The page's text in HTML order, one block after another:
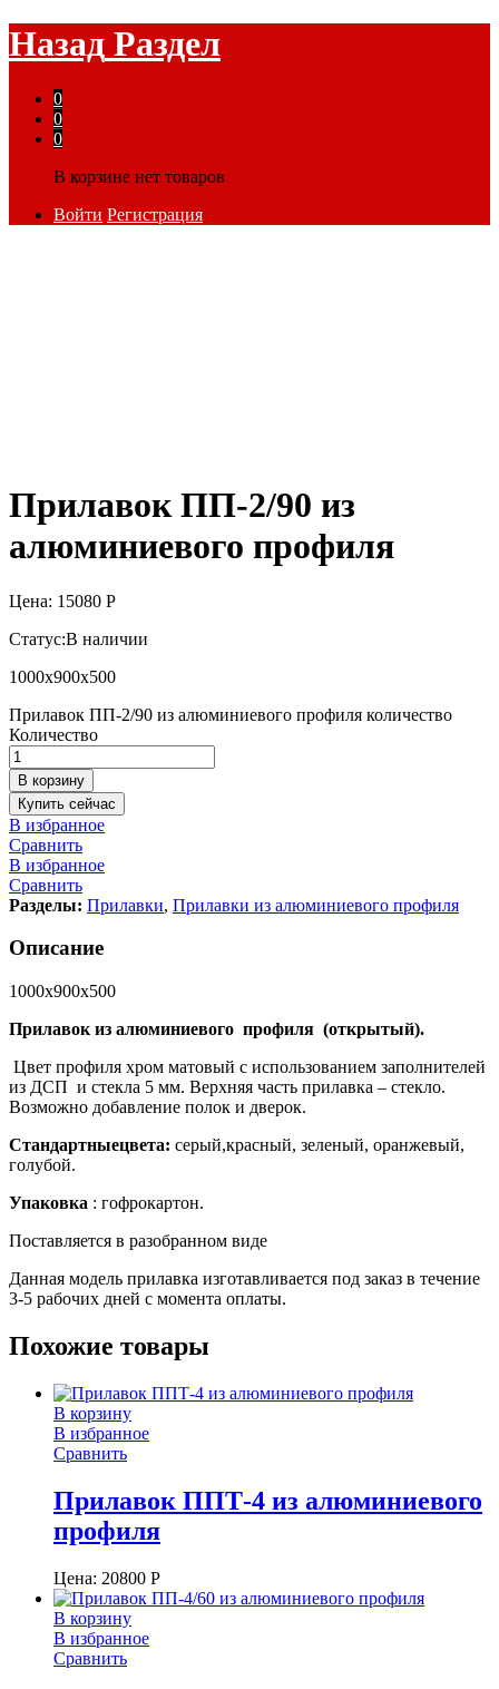
Назад Раздел
0
0
0
В корзине нет товаров
Войти Регистрация
Прилавок ПП-2/90 из
алюминиевого профиля
Цена: 15080 Р
Статус:В наличии
1000х900х500
Прилавок ПП-2/90 из алюминиевого профиля количество
Количество
В корзину
Купить сейчас
В избранное
Сравнить
В избранное
Сравнить
Разделы: Прилавки, Прилавки из алюминиевого профиля
Описание
1000х900х500
Прилавок из алюминиевого профиля (открытый).
Цвет профиля хром матовый с использованием заполнителей
из ДСП и стекла 5 мм. Верхняя часть прилавка – стекло.
Возможно добавление полок и дверок.
Стандартныецвета: серый,красный, зеленый, оранжевый,
голубой.
Упаковка : гофрокартон.
Поставляется в разобранном виде
Данная модель прилавка изготавливается под заказ в течение
3-5 рабочих дней с момента оплаты.
Похожие товары
В корзину
В избранное
Сравнить
Прилавок ППТ-4 из алюминиевого
профиля
Цена: 20800 Р
В корзину
В избранное
Сравнить